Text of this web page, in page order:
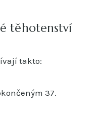
těhotenství
takto:
37.